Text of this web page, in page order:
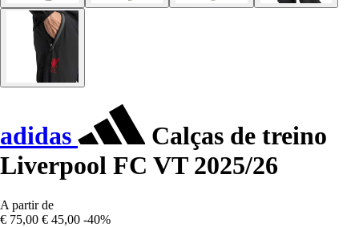
adidas
Calças de treino
Liverpool FC VT 2025/26
A partir de
€ 75,00 € 45,00 -40%